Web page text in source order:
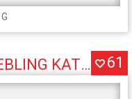
FREESTYLE 61